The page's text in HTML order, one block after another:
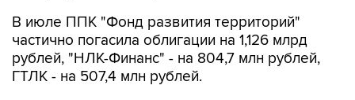
В июле ППК "Фонд развития территорий"
частично погасила облигации на 1,126 млрд
рублей, "НЛК-Финанс" - на 804,7 млн рублей,
ГТЛК - на 507,4 млн рублей.